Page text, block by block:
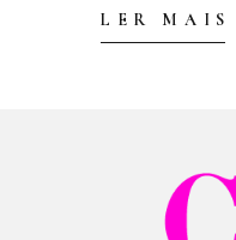
LER MAIS